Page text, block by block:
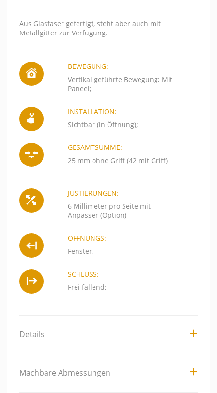
Aus Glasfaser gefertigt, steht aber auch mit
Metallgitter zur Verfügung.
BEWEGUNG:
Vertikal geführte Bewegung; Mit
Paneel;
INSTALLATION:
Sichtbar (in Öffnung);
GESAMTSUMME:
25 mm ohne Griff (42 mit Griff)
JUSTIERUNGEN:
6 Millimeter pro Seite mit
Anpasser (Option)
ÖFFNUNGS:
Fenster;
SCHLUSS:
Frei fallend;
Details
Machbare Abmessungen